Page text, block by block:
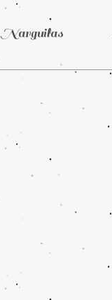
Narguilas